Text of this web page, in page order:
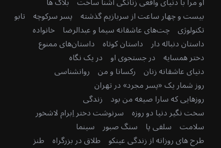
بیست و چهار ساعت از سربازیم گذشته پسر سرکوچه تابو
تکنولوژی چت‌های عاشقانه سیما و عبدالرضا خانواده
داستان دنباله دار داستان کوتاه داستان‌های ممنوع
دختر همسایه در جستجوی او در یک نگاه
دنیای عاشقانه زنان رکسانا و من روانشناسی
روز شمار یک «پسر مجرد» در تهران
روزهایی که سارا صیغه من بود زندگی
سخت نگیر دنیا دو روزه سرنوشت دختر اِبرام لاشخور
سلامت سلفی پا سنگ صبور سینما
طرح های روزانه از زندگی عینکو طلاق در بزرگراه طنز